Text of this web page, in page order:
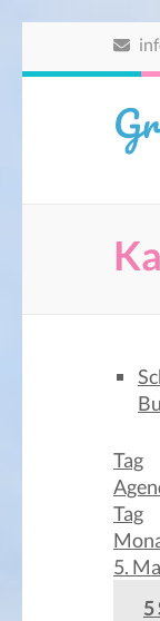
(Eingabetaste
Tag
Tag
5.
5